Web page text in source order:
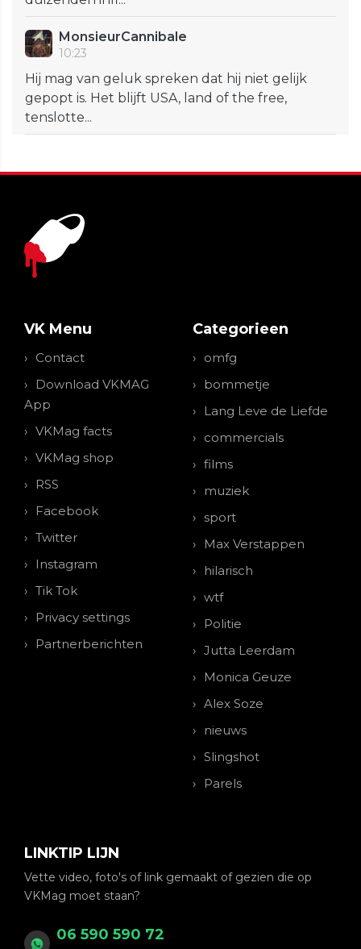
MonsieurCannibale
10:23
Hij mag van geluk spreken dat hij niet gelijk
gepopt is. Het blijft USA, land of the free,
tenslotte...
VK Menu
Contact
Download VKMAG
App
VKMag facts
VKMag shop
RSS
Facebook
Twitter
Instagram
Tik Tok
Privacy settings
Partnerberichten
Categorieen
omfg
bommetje
Lang Leve de Liefde
commercials
films
muziek
sport
Max Verstappen
hilarisch
wtf
Politie
Jutta Leerdam
Monica Geuze
Alex Soze
nieuws
Slingshot
Parels
LINKTIP LIJN
Vette video, foto's of link gemaakt of gezien die op
VKMag moet staan?
06 590 590 72